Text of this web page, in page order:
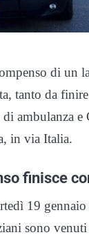
di un
tanto da
ambulanza e
in via Italia.
finisce
19
sono